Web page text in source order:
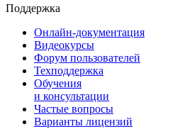
Поддержка
Онлайн-документация
Видеокурсы
Форум пользователей
Техподдержка
Обучения
и консультации
Частые вопросы
Варианты лицензий